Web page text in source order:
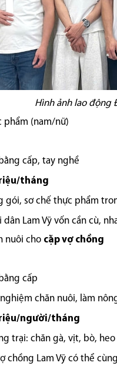
Hình ảnh lao động
phẩm (nam/nữ)
cấp, tay nghề
tháng
gói, sơ chế thực phẩm
dân Lam Vỹ vốn cần cù,
nuôi cho cặp vợ chồng
cấp
chăn nuôi, làm
người/tháng
trại: chăn gà, vịt, bò, heo
chồng Lam Vỹ có thể